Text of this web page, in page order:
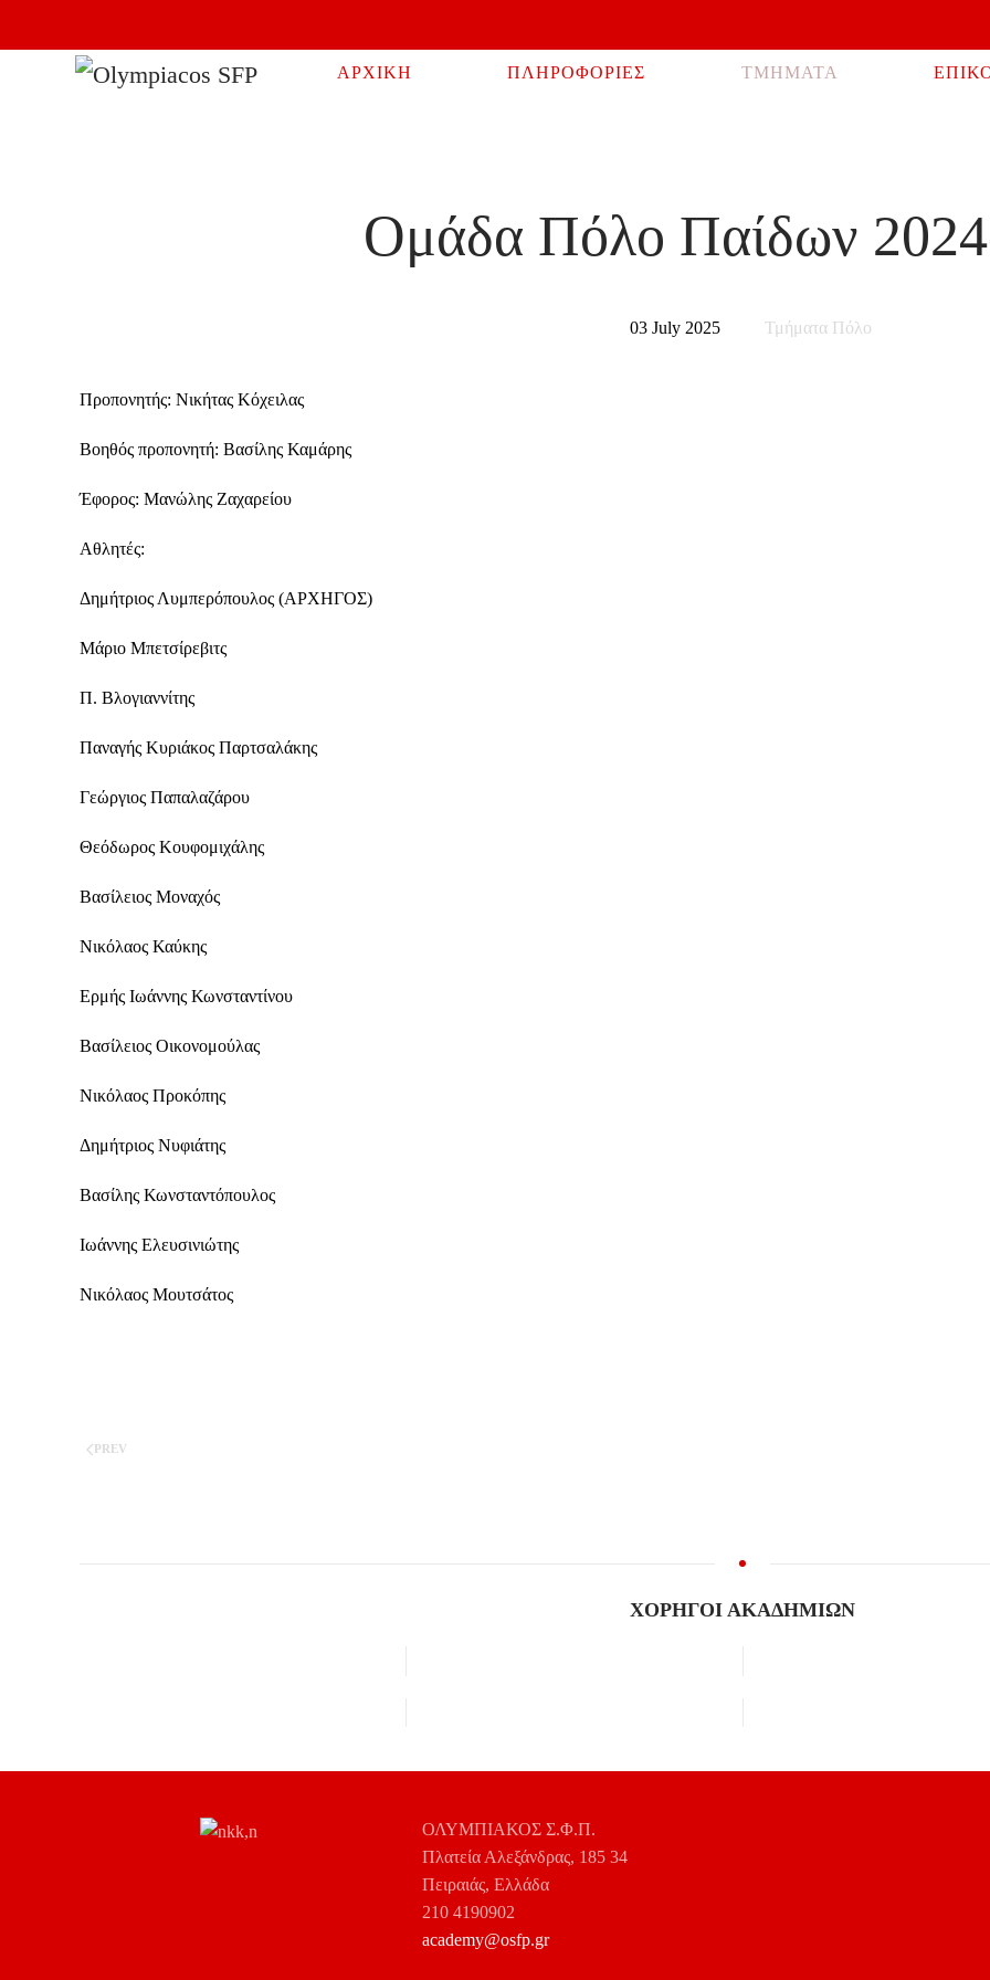
Skip to main content
ΑΡΧΙΚΗ
ΠΛΗΡΟΦΟΡΙΕΣ ΤΜΗΜΑΤΑ
Ομάδα Πόλο Παίδων
03 July 2025 Τμήματα Πόλο
Προπονητής: Νικήτας Κόχειλας
Βοηθός προπονητή: Βασίλης Καμάρης
Έφορος: Μανώλης Ζαχαρείου
Αθλητές:
Δημήτριος Λυμπερόπουλος (ΑΡΧΗΓΟΣ)
Μάριο Μπετσίρεβιτς
Π. Βλογιαννίτης
Παναγής Κυριάκος Παρτσαλάκης
Γεώργιος Παπαλαζάρου
Θεόδωρος Κουφομιχάλης
Βασίλειος Μοναχός
Νικόλαος Καύκης
Ερμής Ιωάννης Κωνσταντίνου
Βασίλειος Οικονομούλας
Νικόλαος Προκόπης
Δημήτριος Νυφιάτης
Βασίλης Κωνσταντόπουλος
Ιωάννης Ελευσινιώτης
Νικόλαος Μουτσάτος
PREV
ΧΟΡΗΓΟΙ ΑΚΑΔΗΜΙΩΝ
ΟΛΥΜΠΙΑΚΟΣ Σ.Φ.Π.
Πλατεία Αλεξάνδρας, 185 34
Πειραιάς, Ελλάδα
210 4190902
academy@osfp.gr